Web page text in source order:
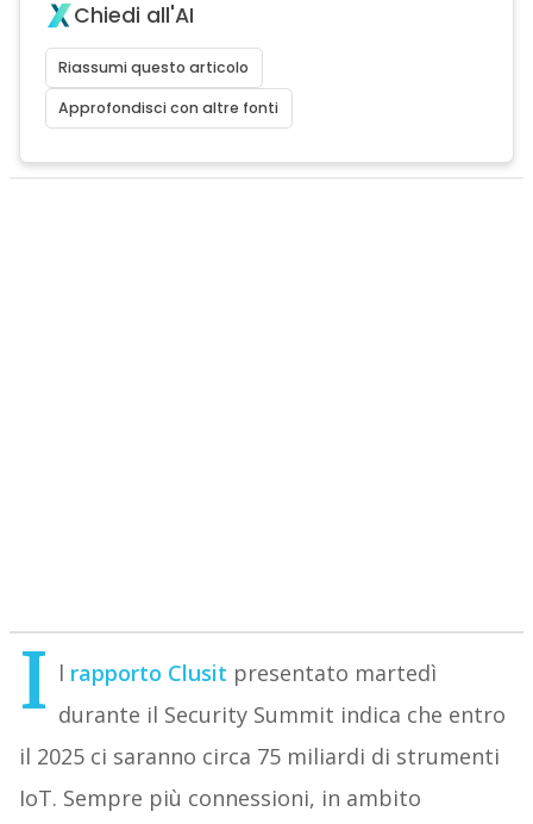
Chiedi all'AI
Riassumi questo articolo
Approfondisci con altre fonti
I l rapporto Clusit presentato martedì
durante il Security Summit indica che entro
il 2025 ci saranno circa 75 miliardi di strumenti
IoT. Sempre più connessioni, in ambito